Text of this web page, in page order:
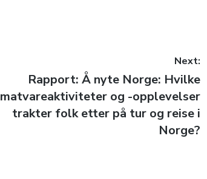
Next:
Next
post:
Rapport: Å nyte Norge: Hvilke
matvareaktiviteter og -opplevelser
trakter folk etter på tur og reise i
Norge?